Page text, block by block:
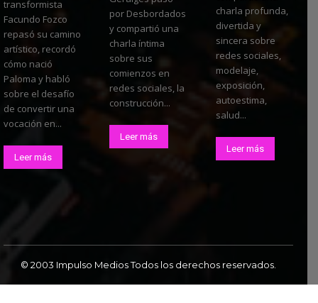
transformista
Facundo Fozco
repasó su camino
artístico, recordó
cómo nació
Paloma y habló
sobre el desafío
de convertir una
vocación en...
Leer más
por Desbordados
y compartió una
charla íntima
sobre sus
comienzos en
redes sociales, la
construcción...
Leer más
charla profunda,
divertida y
sincera sobre
redes sociales,
modelaje,
exposición,
autoestima,
salud...
Leer más
© 2003 Impulso Medios Todos los derechos reservados.